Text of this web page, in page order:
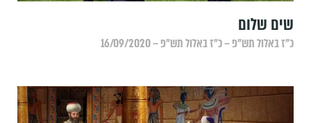
שים שלום
כ״ז באלול תש״פ – כ״ז באלול תש״פ – 16/09/2020